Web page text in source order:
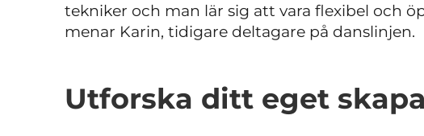
tekniker och man lär sig att vara flexibel och
menar Karin, tidigare deltagare på danslinjen.
Utforska ditt eget